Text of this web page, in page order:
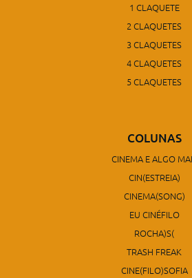
1 CLAQUETE
2 CLAQUETES
3 CLAQUETES
4 CLAQUETES
5 CLAQUETES
COLUNAS
CINEMA E ALGO
CIN(ESTREIA)
CINEMA(SONG)
EU CINÉFILO
ROCHA)S(
TRASH FREAK
CINE(FILO)SOFIA